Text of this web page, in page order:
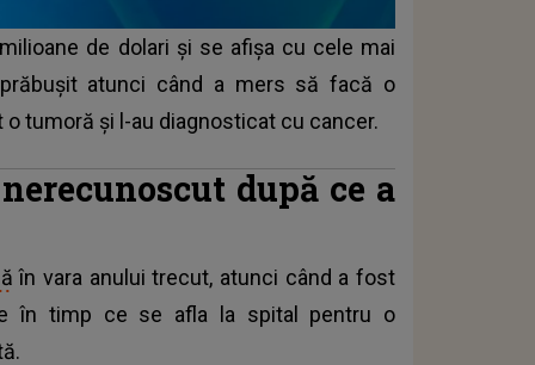
de dolari și se afișa cu cele mai
atunci când a mers să facă o
tumoră și l-au diagnosticat cu cancer.
după ce a
în vara anului trecut, atunci când a fost
în timp ce se afla la spital pentru o